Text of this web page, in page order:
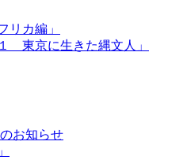
リカ編」
東京に生きた縄文人」
お知らせ